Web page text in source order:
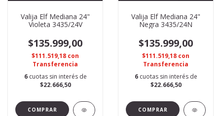
Valija Elf Mediana 24"
Violeta 3435/24V
$135.999,00
$111.519,18 con
Transferencia
6 cuotas sin interés de
$22.666,50
Valija Elf Mediana 24"
Negra 3435/24N
$135.999,00
$111.519,18 con
Transferencia
6 cuotas sin interés de
$22.666,50